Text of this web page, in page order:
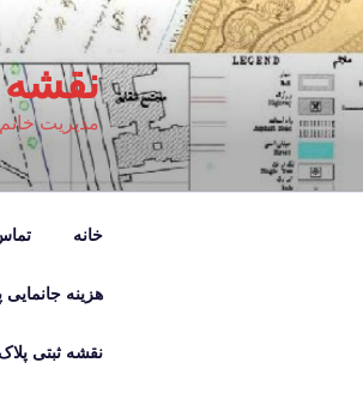
رفتن
به
محتوا
نقشه
مدیریت خانم
خانه
هزینه جانمایی
نقشه ثبتی